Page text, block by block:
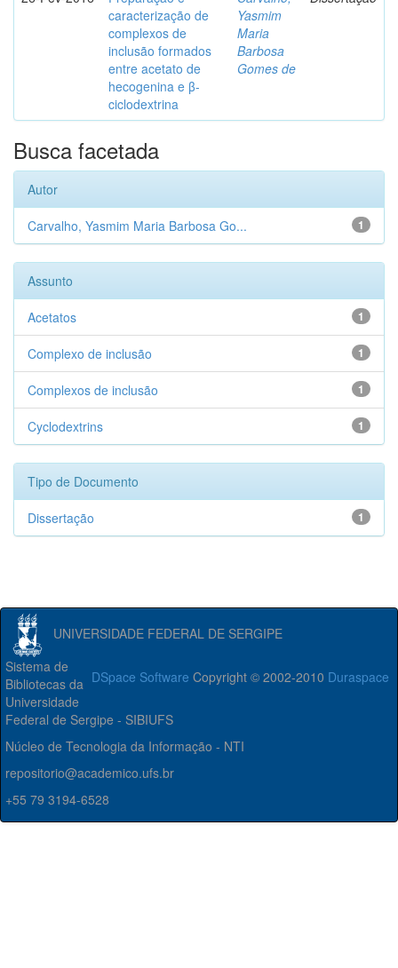
caracterização de
complexos de
inclusão formados
entre acetato de
hecogenina e β-
ciclodextrina
Yasmim
Maria
Barbosa
Gomes de
Busca facetada
Autor
1
Carvalho, Yasmim Maria Barbosa Go...
Assunto
1
Acetatos
1
Complexo de inclusão
1
Complexos de inclusão
1
Cyclodextrins
Tipo de Documento
1
Dissertação
UNIVERSIDADE FEDERAL DE SERGIPE
DSpace Software Copyright © 2002-2010 Duraspace
Sistema de
Bibliotecas da
Universidade
Federal de Sergipe - SIBIUFS
Núcleo de Tecnologia da Informação - NTI
repositorio@academico.ufs.br
+55 79 3194-6528